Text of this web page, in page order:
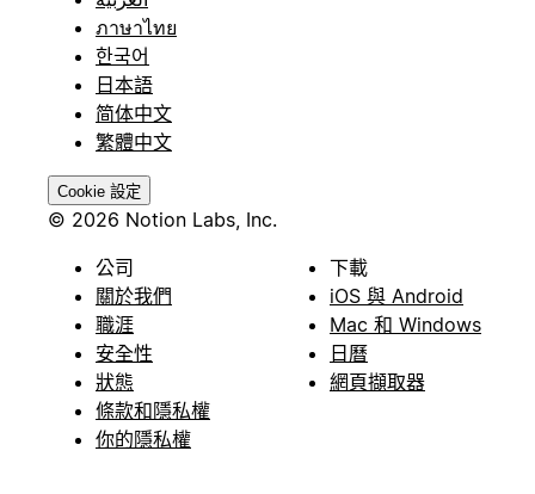
ภาษาไทย
한국어
日本語
简体中文
繁體中文
Cookie 設定
© 2026 Notion Labs, Inc.
公司
關於我們
職涯
安全性
狀態
條款和隱私權
你的隱私權
下載
iOS 與 Android
Mac 和 Windows
日曆
網頁擷取器